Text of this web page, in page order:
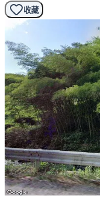
收藏